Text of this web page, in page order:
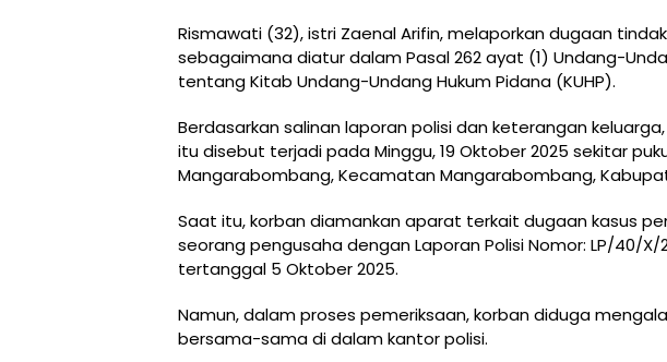
Rismawati (32), istri Zaenal Arifin, melaporkan dugaan
sebagaimana diatur dalam Pasal 262 ayat (1) Undang-
tentang Kitab Undang-Undang Hukum Pidana (KUHP).
Berdasarkan salinan laporan polisi dan keterangan
itu disebut terjadi pada Minggu, 19 Oktober 2025 sekitar
Mangarabombang, Kecamatan Mangarabombang,
Saat itu, korban diamankan aparat terkait dugaan kasus
seorang pengusaha dengan Laporan Polisi Nomor: LP/40/X/
tertanggal 5 Oktober 2025.
Namun, dalam proses pemeriksaan, korban diduga
bersama-sama di dalam kantor polisi.